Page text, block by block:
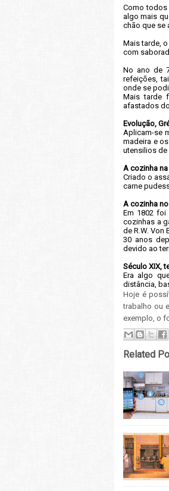
Como todos
algo mais
chão que se
Mais tarde,
com
No ano de
refeições,
onde se
Mais tarde
afastados
Evolução,
Aplicam-se
madeira e
utensilios de
A cozinha
Criado o
carne
A cozinha
Em 1802
cozinhas a
de R.W. Von
30 anos
devido ao
Século XIX,
Era algo
distância,
Hoje é
trabalho ou
exemplo, o
Related